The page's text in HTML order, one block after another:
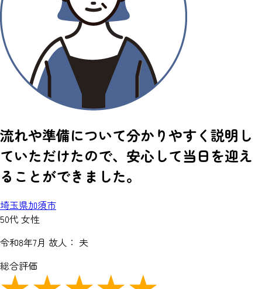
流れや準備について分かりやすく説明し
ていただけたので、安心して当日を迎え
ることができました。
埼玉県加須市
50代 女性
令和8年7月 故人： 夫
総合評価